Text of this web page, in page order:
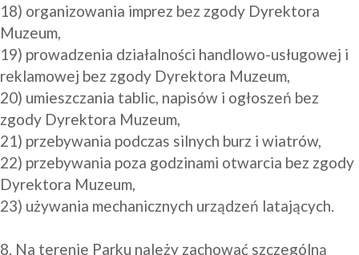
18) organizowania imprez bez zgody Dyrektora
Muzeum,
19) prowadzenia działalności handlowo-usługowej i
reklamowej bez zgody Dyrektora Muzeum,
20) umieszczania tablic, napisów i ogłoszeń bez
zgody Dyrektora Muzeum,
21) przebywania podczas silnych burz i wiatrów,
22) przebywania poza godzinami otwarcia bez zgody
Dyrektora Muzeum,
23) używania mechanicznych urządzeń latających.
8. Na terenie Parku należy zachować szczególną